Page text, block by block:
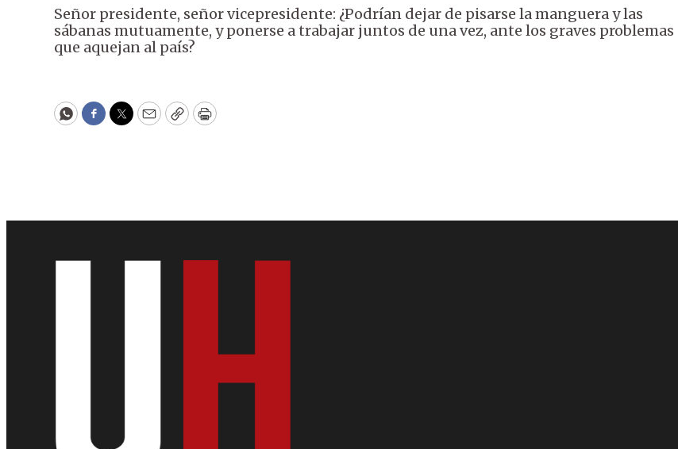
Señor presidente, señor vicepresidente: ¿Podrían dejar de pisarse la manguera y las
sábanas mutuamente, y ponerse a trabajar juntos de una vez, ante los graves problemas
que aquejan al país?
WhatsApp
Facebook
Twitter
EmailCopyPrint